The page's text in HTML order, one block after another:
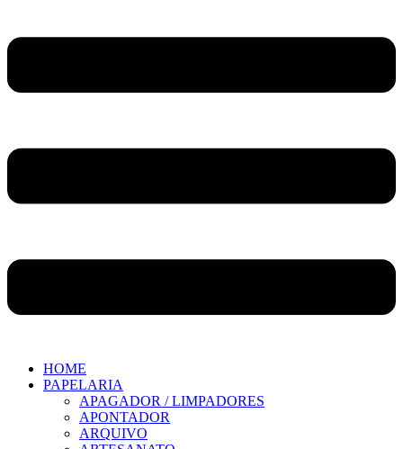
HOME
PAPELARIA
APAGADOR / LIMPADORES
APONTADOR
ARQUIVO